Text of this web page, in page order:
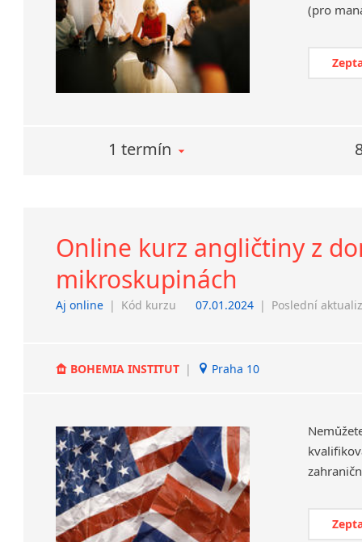
1 termín
Online kurz angličtiny z
mikroskupinách
Aj online | Kód kurzu 07.01.2024 | Poslední
BOHEMIA INSTITUT | Praha 10